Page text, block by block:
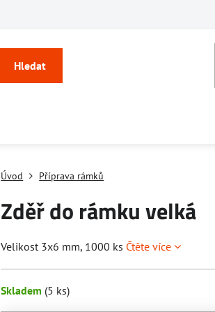
Hledat
Úvod Příprava rámků
Zděř do rámku velká
Velikost 3x6 mm, 1000 ks Čtěte více
Skladem (5 ks)